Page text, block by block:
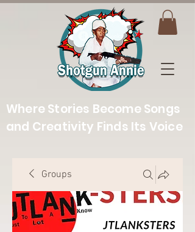
Where Stories Become Songs
and Creativity Finds Its Voice
Groups